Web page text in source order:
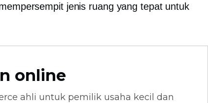
jenis ruang yang tepat untuk
online
ahli untuk pemilik usaha kecil dan